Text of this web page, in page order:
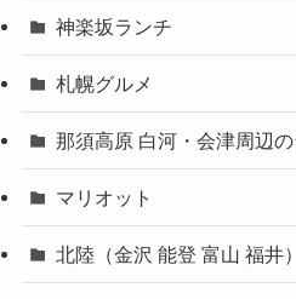
神楽坂ランチ
札幌グルメ
那須高原 白河・会津周辺
マリオット
北陸（金沢 能登 富山 福井）